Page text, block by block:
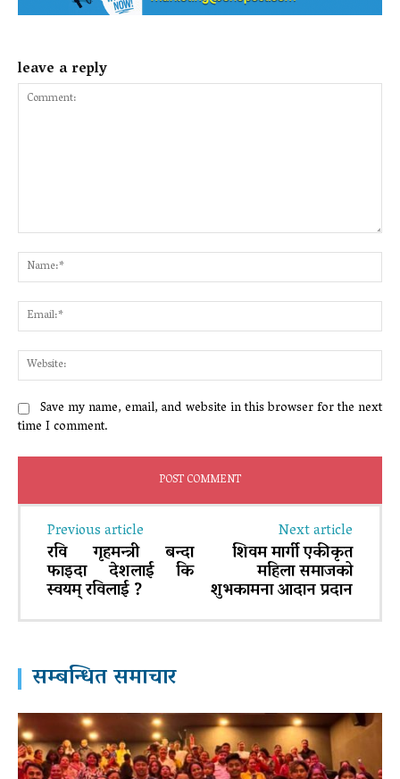
leave a reply
Comment:
Save my name, email, and website in this browser for the next
time I comment.
Previous article
रवि गृहमन्त्री बन्दा
फाइदा देशलाई कि
स्वयम् रविलाई ?
Next article
शिवम मार्गी एकीकृत
महिला समाजको
शुभकामना आदान प्रदान
सम्बन्धित समाचार